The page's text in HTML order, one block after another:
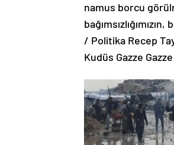
namus borcu
/ Politika Recep
Kudüs Gazze Gazze